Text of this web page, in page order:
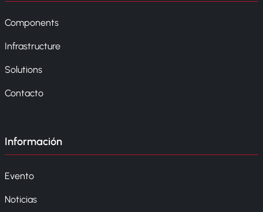
Components
Infrastructure
Solutions
Contacto
Información
Evento
Noticias